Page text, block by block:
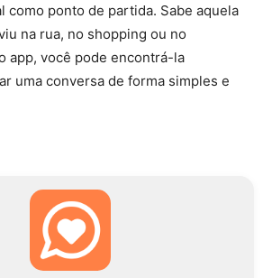
como ponto de partida. Sabe aquela
na rua, no shopping ou no
app, você pode encontrá-la
uma conversa de forma simples e